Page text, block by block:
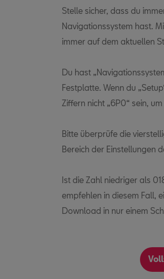
Stelle sicher, dass du
Navigationssystem hast.
immer auf dem aktuellen
Du hast
Festplatte. Wenn du
Ziffern nicht „6P0“ sein,
Bitte überprüfe die
Bereich der Einstellungen
Ist die Zahl niedriger als
empfehlen in diesem Fall,
Download in nur einem